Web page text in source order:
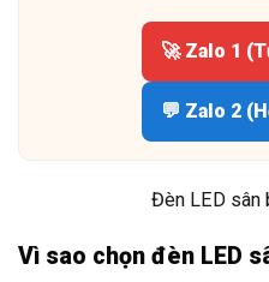
🚀 Zalo 1
💬 Zalo 2
Đèn LED sân
Vì sao chọn đèn LED